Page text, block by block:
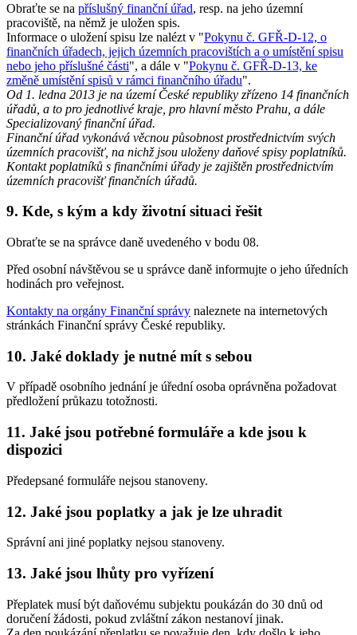
Obraťte se na příslušný finanční úřad, resp. na jeho územní
pracoviště, na němž je uložen spis.
Informace o uložení spisu lze nalézt v "Pokynu č. GFŘ-D-12, o
finančních úřadech, jejich územních pracovištích a o umístění spisu
nebo jeho příslušné části", a dále v "Pokynu č. GFŘ-D-13, ke
změně umístění spisů v rámci finančního úřadu".
Od 1. ledna 2013 je na území České republiky zřízeno 14 finančních
úřadů, a to pro jednotlivé kraje, pro hlavní město Prahu, a dále
Specializovaný finanční úřad.
Finanční úřad vykonává věcnou působnost prostřednictvím svých
územních pracovišť, na nichž jsou uloženy daňové spisy poplatníků.
Kontakt poplatníků s finančními úřady je zajištěn prostřednictvím
územních pracovišť finančních úřadů.
9. Kde, s kým a kdy životní situaci řešit
Obraťte se na správce daně uvedeného v bodu 08.
Před osobní návštěvou se u správce daně informujte o jeho úředních
hodinách pro veřejnost.
Kontakty na orgány Finanční správy naleznete na internetových
stránkách Finanční správy České republiky.
10. Jaké doklady je nutné mít s sebou
V případě osobního jednání je úřední osoba oprávněna požadovat
předložení průkazu totožnosti.
11. Jaké jsou potřebné formuláře a kde jsou k
dispozici
Předepsané formuláře nejsou stanoveny.
12. Jaké jsou poplatky a jak je lze uhradit
Správní ani jiné poplatky nejsou stanoveny.
13. Jaké jsou lhůty pro vyřízení
Přeplatek musí být daňovému subjektu poukázán do 30 dnů od
doručení žádosti, pokud zvláštní zákon nestanoví jinak.